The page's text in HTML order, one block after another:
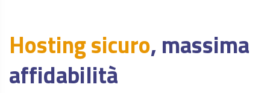
Hosting sicuro, massima
affidabilità